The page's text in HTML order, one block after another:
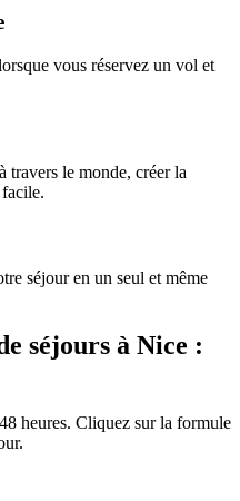
vous réservez un vol et
travers le monde, créer la
séjour en un seul et même
séjours à Nice :
heures. Cliquez sur la formule